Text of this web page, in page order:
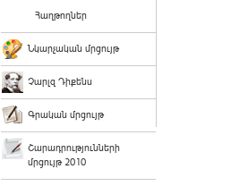
Հաղթողներ
Նկարչական մրցույթ
Չարլզ Դիքենս
Գրական մրցույթ
Շարադրությունների
մրցույթ 2010